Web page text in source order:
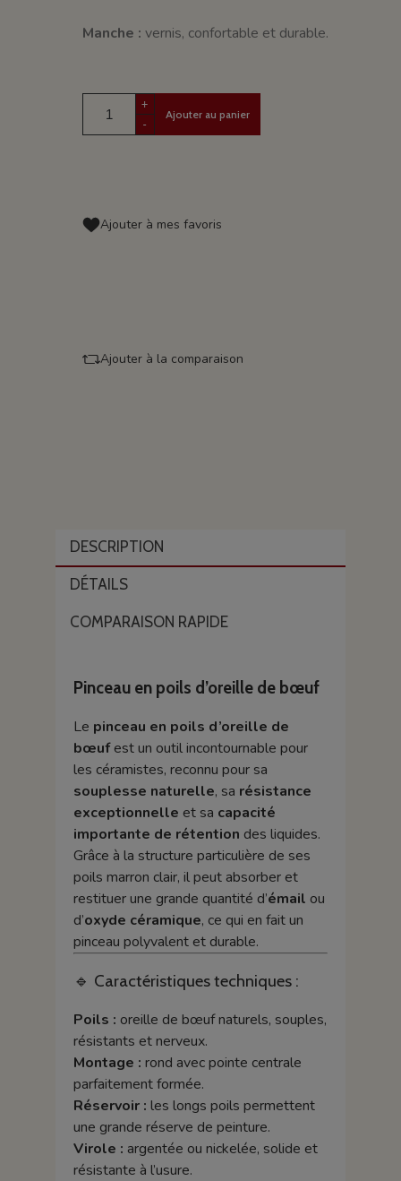
Manche : vernis, confortable et durable.
+
-
Ajouter au panier
Ajouter à mes favoris
Ajouter à la comparaison
DESCRIPTION
DÉTAILS
COMPARAISON RAPIDE
Pinceau en poils d’oreille de bœuf
Le pinceau en poils d’oreille de
bœufest un outil incontournable pour
les céramistes, reconnu pour sa
souplesse naturelle, sa résistance
exceptionnelle et sa capacité
importante de rétention des liquides.
Grâce à la structure particulière de ses
poils marron clair, il peut absorber et
restituer une grande quantité d’émail ou
d’oxyde céramique, ce qui en fait un
pinceau polyvalent et durable.
🔹 Caractéristiques techniques :
Poils : oreille de bœuf naturels, souples,
résistants et nerveux.
Montage : rond avec pointe centrale
parfaitement formée.
Réservoir : les longs poils permettent
une grande réserve de peinture.
Virole : argentée ou nickelée, solide et
résistante à l’usure.